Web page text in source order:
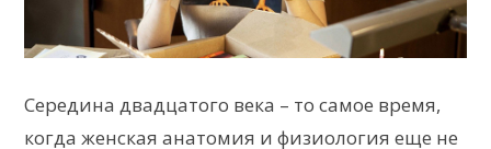
Середина двадцатого века – то самое время,
когда женская анатомия и физиология еще не